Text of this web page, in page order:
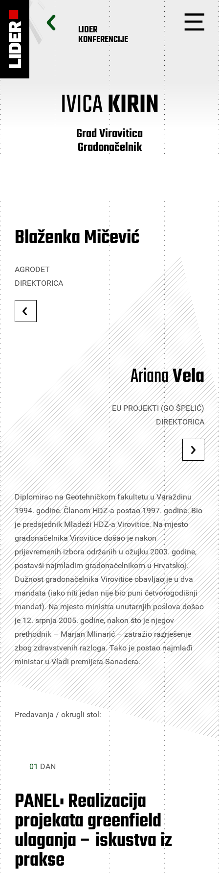
LIDER
KONFERENCIJE
IVICAKIRIN
Grad Virovitica
Gradonačelnik
Blaženka Mičević
AGRODET
DIREKTORICA
ArianaVela
EU PROJEKTI (GO ŠPELIĆ)
DIREKTORICA
Diplomirao na Geotehničkom fakultetu u Varaždinu
1994. godine. Članom HDZ-a postao 1997. godine. Bio
je predsjednik Mladeži HDZ-a Virovitice. Na mjesto
gradonačelnika Virovitice došao je nakon
prijevremenih izbora održanih u ožujku 2003. godine,
postavši najmlađim gradonačelnikom u Hrvatskoj.
Dužnost gradonačelnika Virovitice obavljao je u dva
mandata (iako niti jedan nije bio puni četvorogodišnji
mandat). Na mjesto ministra unutarnjih poslova došao
je 12. srpnja 2005. godine, nakon što je njegov
prethodnik – Marjan Mlinarić – zatražio razrješenje
zbog zdravstvenih razloga. Tako je postao najmlađi
ministar u Vladi premijera Sanadera.
Predavanja / okrugli stol:
01 DAN
PANEL: Realizacija
projekata greenfield
ulaganja – iskustva iz
prakse